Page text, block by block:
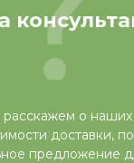
о наших
доставки,
предложение